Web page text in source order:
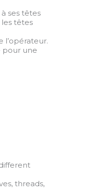
ses têtes
têtes
l’opérateur.
pour une
threads,